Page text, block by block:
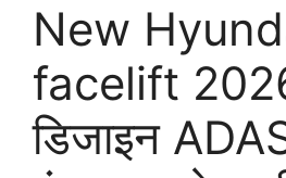
New
facelift
डिजाइन